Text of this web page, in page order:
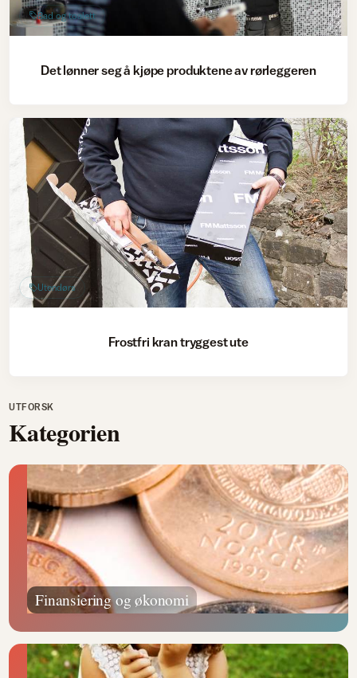
Bad og toalett
Det lønner seg å kjøpe produktene av rørleggeren
Utendørs
Frostfri kran tryggest ute
UTFORSK
Kategorien
Finansiering og økonomi